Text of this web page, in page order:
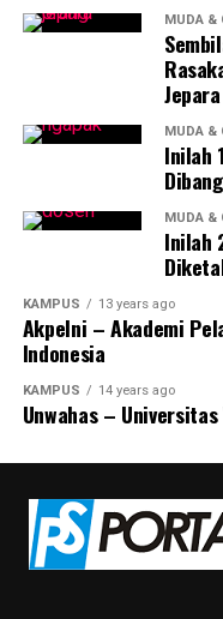
MUDA &
Jepara
MUDA &
Inilah
MUDA &
Inilah
KAMPUS 13 years ago
Akpelni – Akademi
Indonesia
KAMPUS 14 years ago
Unwahas – Universitas